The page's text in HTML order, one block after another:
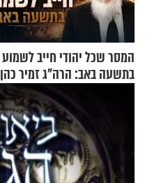
המסר שכל יהודי חייב לשמוע
בתשעה באב: הרה"ג זמיר כהן